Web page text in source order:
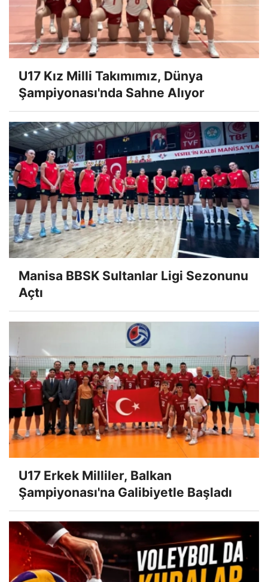
U17 Kız Milli Takımımız, Dünya
Şampiyonası'nda Sahne Alıyor
Manisa BBSK Sultanlar Ligi Sezonunu
Açtı
U17 Erkek Milliler, Balkan
Şampiyonası'na Galibiyetle Başladı